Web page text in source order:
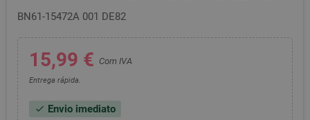
BN61-15472A 001 DE82
15,99 € Com IVA
Entrega rápida.
check Envio imediato